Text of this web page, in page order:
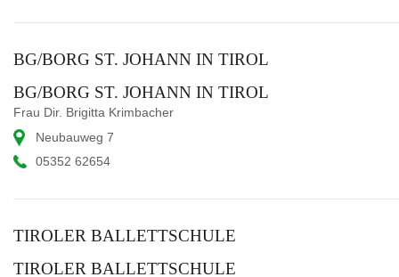
BG/BORG ST. JOHANN IN TIROL
BG/BORG ST. JOHANN IN TIROL
Frau Dir. Brigitta Krimbacher
Neubauweg 7
05352 62654
TIROLER BALLETTSCHULE
TIROLER BALLETTSCHULE